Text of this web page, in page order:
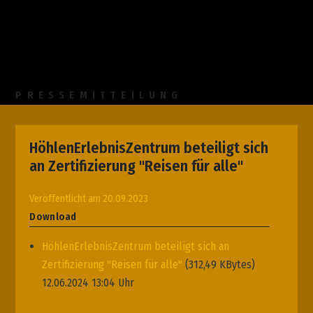
PRESSEMITTEILUNG
HöhlenErlebnisZentrum beteiligt sich
an Zertifizierung "Reisen für alle"
Veröffentlicht am 20.09.2023
Download
HöhlenErlebnisZentrum beteiligt sich an
Zertifizierung "Reisen für alle" (312,49 KBytes)
12.06.2024 13:04 Uhr